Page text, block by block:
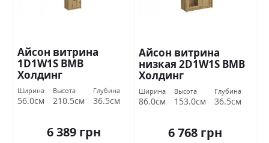
Айсон витрина
1D1W1S ВМВ
Холдинг
Ширина
56.0см
Высота
210.5см
Глубина
36.5см
6 389 грн
Айсон витрина
низкая 2D1W1S ВМВ
Холдинг
Ширина
86.0см
Высота
153.0см
Глубина
36.5см
6 768 грн